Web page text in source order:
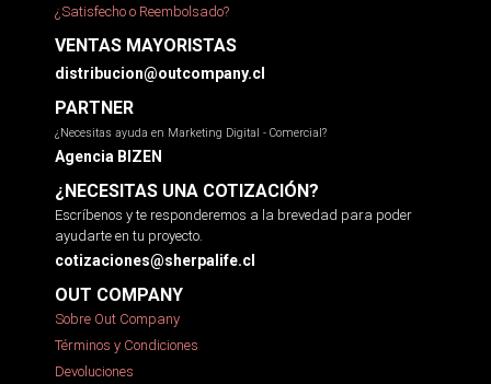
¿Satisfecho o Reembolsado?
VENTAS MAYORISTAS
distribucion@outcompany.cl
PARTNER
¿Necesitas ayuda en Marketing Digital - Comercial?
Agencia BIZEN
¿NECESITAS UNA COTIZACIÓN?
Escríbenos y te responderemos a la brevedad para poder
ayudarte en tu proyecto.
cotizaciones@sherpalife.cl
OUT COMPANY
Sobre Out Company
Términos y Condiciones
Devoluciones